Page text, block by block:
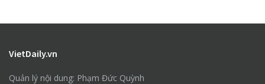
VietDaily.vn
Quản lý nội dung: Phạm Đức Quỳnh